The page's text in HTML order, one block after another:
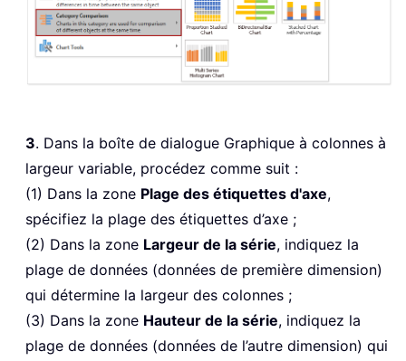
3. Dans la boîte de dialogue Graphique à colonnes à
largeur variable, procédez comme suit :
(1) Dans la zone Plage des étiquettes d'axe,
spécifiez la plage des étiquettes d’axe ;
(2) Dans la zone Largeur de la série, indiquez la
plage de données (données de première dimension)
qui détermine la largeur des colonnes ;
(3) Dans la zone Hauteur de la série, indiquez la
plage de données (données de l’autre dimension) qui